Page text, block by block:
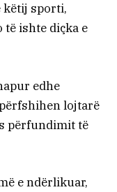
këtij sporti,
ishte diçka e
edhe
lojtarë
përfundimit të
e ndërlikuar,